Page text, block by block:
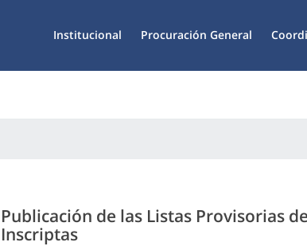
Institucional Procuración General
Publicación de las Listas Provisorias
Inscriptas